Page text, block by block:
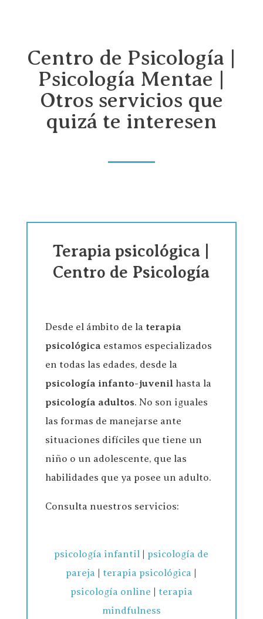
Centro de Psicología |
Psicología Mentae |
Otros servicios que
quizá te interesen
Terapia psicológica |
Centro de Psicología
Desde el ámbito de la terapia
psicológica estamos especializados
en todas las edades, desde la
psicología infanto-juvenilhasta la
psicología adultos. No son iguales
las formas de manejarse ante
situaciones difíciles que tiene un
niño o un adolescente, que las
habilidades que ya posee un adulto.
Consulta nuestros servicios:
psicología infantil | psicología de
pareja | terapia psicológica |
psicología online | terapia
mindfulness